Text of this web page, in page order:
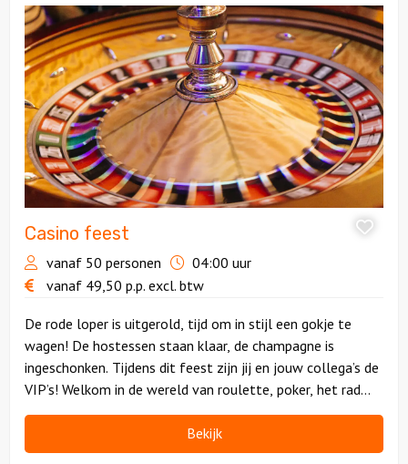
Casino
feest
Casino feest
vanaf 50 personen
04:00 uur
vanaf 49,50 p.p. excl. btw
De rode loper is uitgerold, tijd om in stijl een gokje te
wagen! De hostessen staan klaar, de champagne is
ingeschonken. Tijdens dit feest zijn jij en jouw collega’s de
VIP’s! Welkom in de wereld van roulette, poker, het rad
van fortuin, BlackJack en méér!
Bekijk